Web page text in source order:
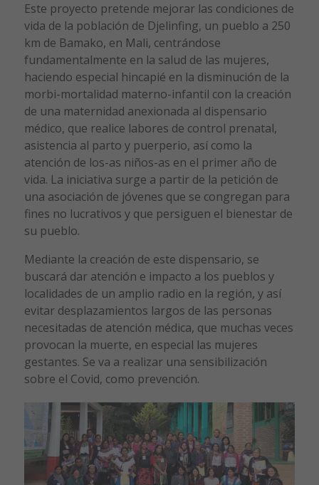
Este proyecto pretende mejorar las condiciones de
vida de la población de Djelinfing, un pueblo a 250
km de Bamako, en Mali, centrándose
fundamentalmente en la salud de las mujeres,
haciendo especial hincapié en la disminución de la
morbi-mortalidad materno-infantil con la creación
de una maternidad anexionada al dispensario
médico, que realice labores de control prenatal,
asistencia al parto y puerperio, así como la
atención de los-as niños-as en el primer año de
vida. La iniciativa surge a partir de la petición de
una asociación de jóvenes que se congregan para
fines no lucrativos y que persiguen el bienestar de
su pueblo.
Mediante la creación de este dispensario, se
buscará dar atención e impacto a los pueblos y
localidades de un amplio radio en la región, y así
evitar desplazamientos largos de las personas
necesitadas de atención médica, que muchas veces
provocan la muerte, en especial las mujeres
gestantes. Se va a realizar una sensibilización
sobre el Covid, como prevención.